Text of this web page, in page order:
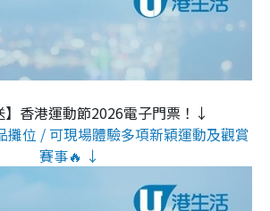
香港運動節2026電子門票！↓
攤位 / 可現場體驗多項新穎運動及觀賞
賽事🔥 ↓